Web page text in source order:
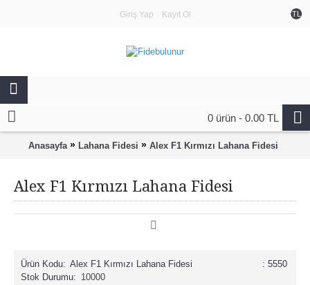
TL
Giriş Yap Kayıt Ol
0 ürün - 0.00 TL
Anasayfa » Lahana Fidesi » Alex F1 Kırmızı Lahana Fidesi
Alex F1 Kırmızı Lahana Fidesi
: 5550
Ürün Kodu: Alex F1 Kırmızı Lahana Fidesi
Stok Durumu: 10000